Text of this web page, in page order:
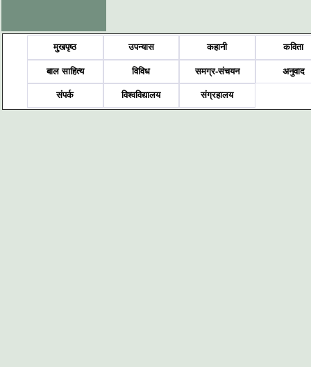
मुखपृष्ठ उपन्यास कहानी कविता
बाल साहित्य विविध समग्र-संचयन अनुवाद
संपर्क विश्वविद्यालय संग्रहालय